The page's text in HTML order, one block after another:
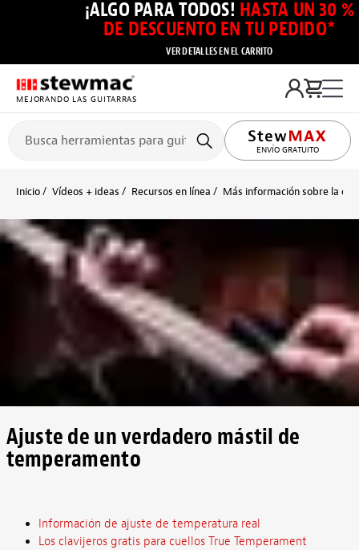
¡ALGO PARA TODOS! HASTA UN 30 %
DE DESCUENTO EN TU PEDIDO*
VER DETALLES EN EL CARRITO
MEJORANDO LAS GUITARRAS
ENVÍO GRATUITO
Inicio Vídeos + ideas Recursos en línea Más información sobre la
Ajuste de un verdadero mástil de
temperamento
Información de ajuste de temperatura real
Los clavijeros gratis para cuellos True Temperament